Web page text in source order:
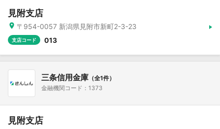
見附支店
〒954-0057 新潟県見附市新町2-3-23
支店コード 013
三条信用金庫 （全1件）
金融機関コード：1373
見附支店